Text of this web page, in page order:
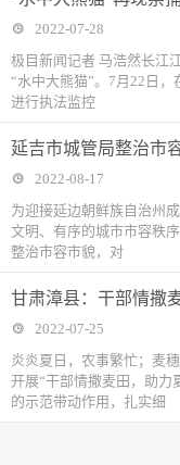
2022-07-28
极目新闻记者 马浩然长江
“水中大熊猫”。7月22日
进行执法监控
延吉市城管局整治市
2022-08-17
为迎接延边朝鲜族自治州
文明、有序的城市市容秩
整治市容市貌，对
甘肃漳县：干部情撒
2022-07-25
炎炎夏日，农事繁忙；麦
开展“干部情撒麦田，助力
的示范带动作用，扎实细